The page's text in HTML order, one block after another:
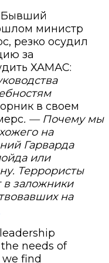
Бывший
министр
резко осудил
за
ХАМАС:
в своем
. — Почему мы
на
Гарварда
или
Террористы
в заложники
на
leadership
needs of
find